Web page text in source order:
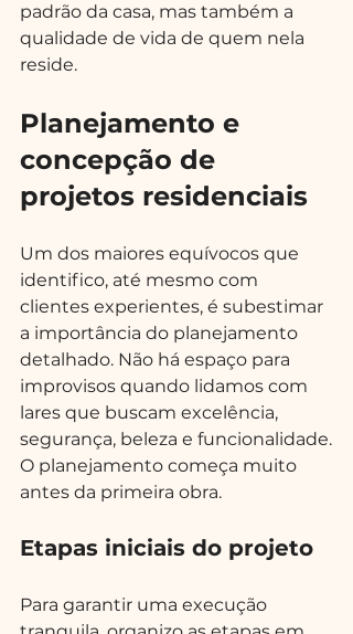
padrão da casa, mas também a
qualidade de vida de quem nela
reside.
Planejamento e
concepção de
projetos residenciais
Um dos maiores equívocos que
identifico, até mesmo com
clientes experientes, é subestimar
a importância do planejamento
detalhado. Não há espaço para
improvisos quando lidamos com
lares que buscam excelência,
segurança, beleza e funcionalidade.
O planejamento começa muito
antes da primeira obra.
Etapas iniciais do projeto
Para garantir uma execução